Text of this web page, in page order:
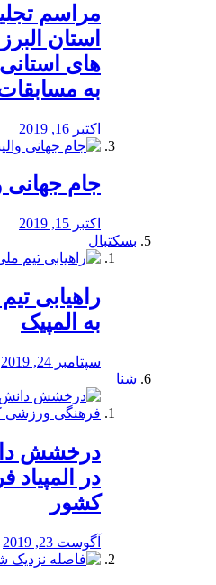
مراسم
استان
های
به
اکتبر 16, 2019
جام جهانی
اکتبر 15, 2019
بسکتبال
راهیابی
به المپیک
سپتامبر 24, 2019
شنا
درخشش
در
کشور
آگوست 23, 2019